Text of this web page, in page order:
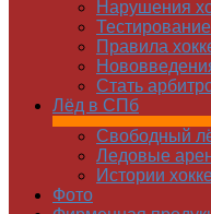
Нарушения
Тестирование
Правила
Стать
Лёд в СПб
Свободный
Ледовые
Истории
Фото